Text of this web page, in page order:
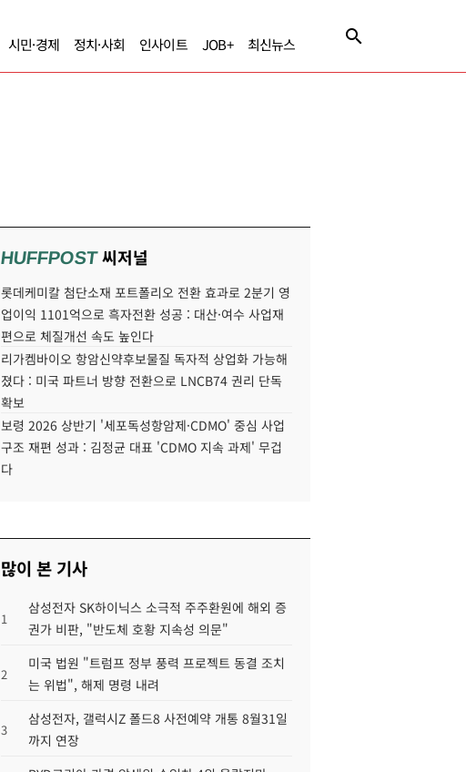
시민·경제 정치·사회 인사이트 JOB+ 최신뉴스
HUFFPOST씨저널
롯데케미칼 첨단소재 포트폴리오 전환 효과로 2분기 영
업이익 1101억으로 흑자전환 성공 : 대산·여수 사업재
편으로 체질개선 속도 높인다
리가켐바이오 항암신약후보물질 독자적 상업화 가능해
졌다 : 미국 파트너 방향 전환으로 LNCB74 권리 단독
확보
보령 2026 상반기 '세포독성항암제·CDMO' 중심 사업
구조 재편 성과 : 김정균 대표 'CDMO 지속 과제' 무겁
다
많이 본 기사
1
삼성전자 SK하이닉스 소극적 주주환원에 해외 증
권가 비판, "반도체 호황 지속성 의문"
2
미국 법원 "트럼프 정부 풍력 프로젝트 동결 조치
는 위법", 해제 명령 내려
3
삼성전자, 갤럭시Z 폴드8 사전예약 개통 8월31일
까지 연장